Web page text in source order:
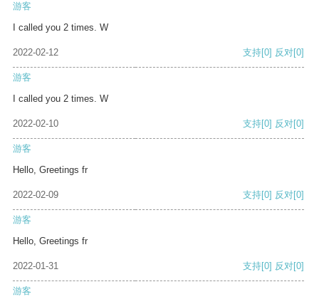
游客
I called you 2 times. W
2022-02-12 支持[0] 反对[0]
游客
I called you 2 times. W
2022-02-10 支持[0] 反对[0]
游客
Hello, Greetings fr
2022-02-09 支持[0] 反对[0]
游客
Hello, Greetings fr
2022-01-31 支持[0] 反对[0]
游客